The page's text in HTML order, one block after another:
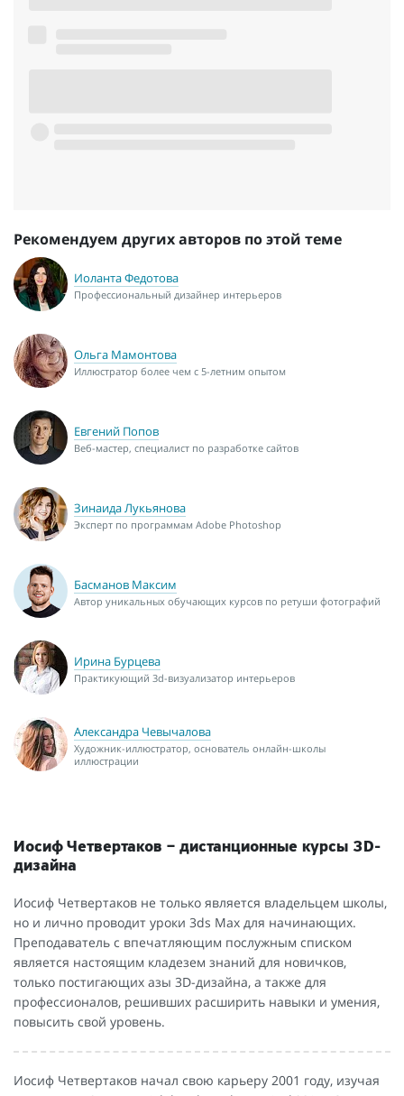
Рекомендуем других авторов по этой теме
Иоланта Федотова
Профессиональный дизайнер интерьеров
Ольга Мамонтова
Иллюстратор более чем с 5-летним опытом
Евгений Попов
Веб-мастер, специалист по разработке сайтов
Зинаида Лукьянова
Эксперт по программам Adobe Photoshop
Басманов Максим
Автор уникальных обучающих курсов по ретуши фотографий
Ирина Бурцева
Практикующий 3d-визуализатор интерьеров
Александра Чевычалова
Художник-иллюстратор, основатель онлайн-школы
иллюстрации
Иосиф Четвертаков – дистанционные курсы 3D-
дизайна
Иосиф Четвертаков не только является владельцем школы,
но и лично проводит уроки 3ds Max для начинающих.
Преподаватель с впечатляющим послужным списком
является настоящим кладезем знаний для новичков,
только постигающих азы 3D-дизайна, а также для
профессионалов, решивших расширить навыки и умения,
повысить свой уровень.
Иосиф Четвертаков начал свою карьеру 2001 году, изучая